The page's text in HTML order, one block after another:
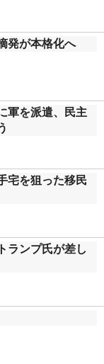
発が本格化へ
軍を派遣、民主
宅を狙った移民
ランプ氏が差し